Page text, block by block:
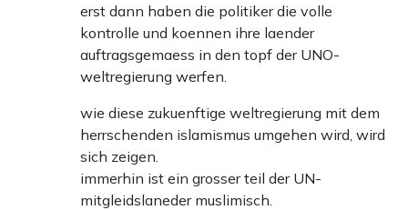
erst dann haben die politiker die volle
kontrolle und koennen ihre laender
auftragsgemaess in den topf der UNO-
weltregierung werfen.
wie diese zukuenftige weltregierung mit dem
herrschenden islamismus umgehen wird, wird
sich zeigen.
immerhin ist ein grosser teil der UN-
mitgleidslaneder muslimisch.